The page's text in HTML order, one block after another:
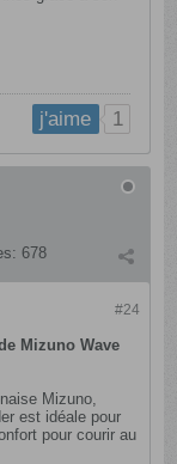
j'aime 1
678
#24
Mizuno Wave
Mizuno,
est idéale pour
pour courir au